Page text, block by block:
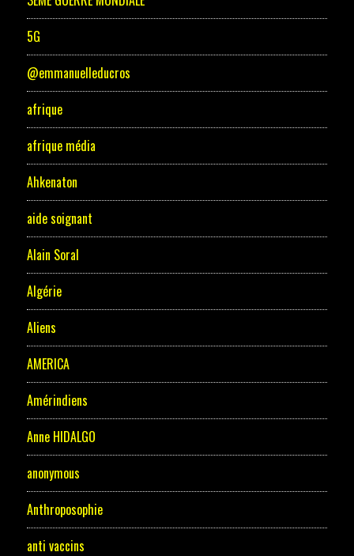
5G
@emmanuelleducros
afrique
afrique média
Ahkenaton
aide soignant
Alain Soral
Algérie
Aliens
AMERICA
Amérindiens
Anne HIDALGO
anonymous
Anthroposophie
anti vaccins